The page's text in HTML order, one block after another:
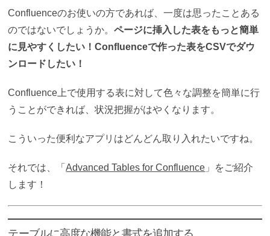
Confluenceのお使いの方であれば、一度は思ったことある
のではないでしょうか。ページに挿入した表をもっと簡単
に見やすくしたい！Confluenceで作った表をCSVでダウ
ンロードしたい！
Confluence上で使用する表に対して色々な調整を簡単に行
うことができれば、状況把握がはやくなります。
こういった便利なアプリはどんどん取り入れたいですね。
それでは、「Advanced Tables for Confluence 」をご紹介
します！
テーブルに高度な機能と書式を追加する